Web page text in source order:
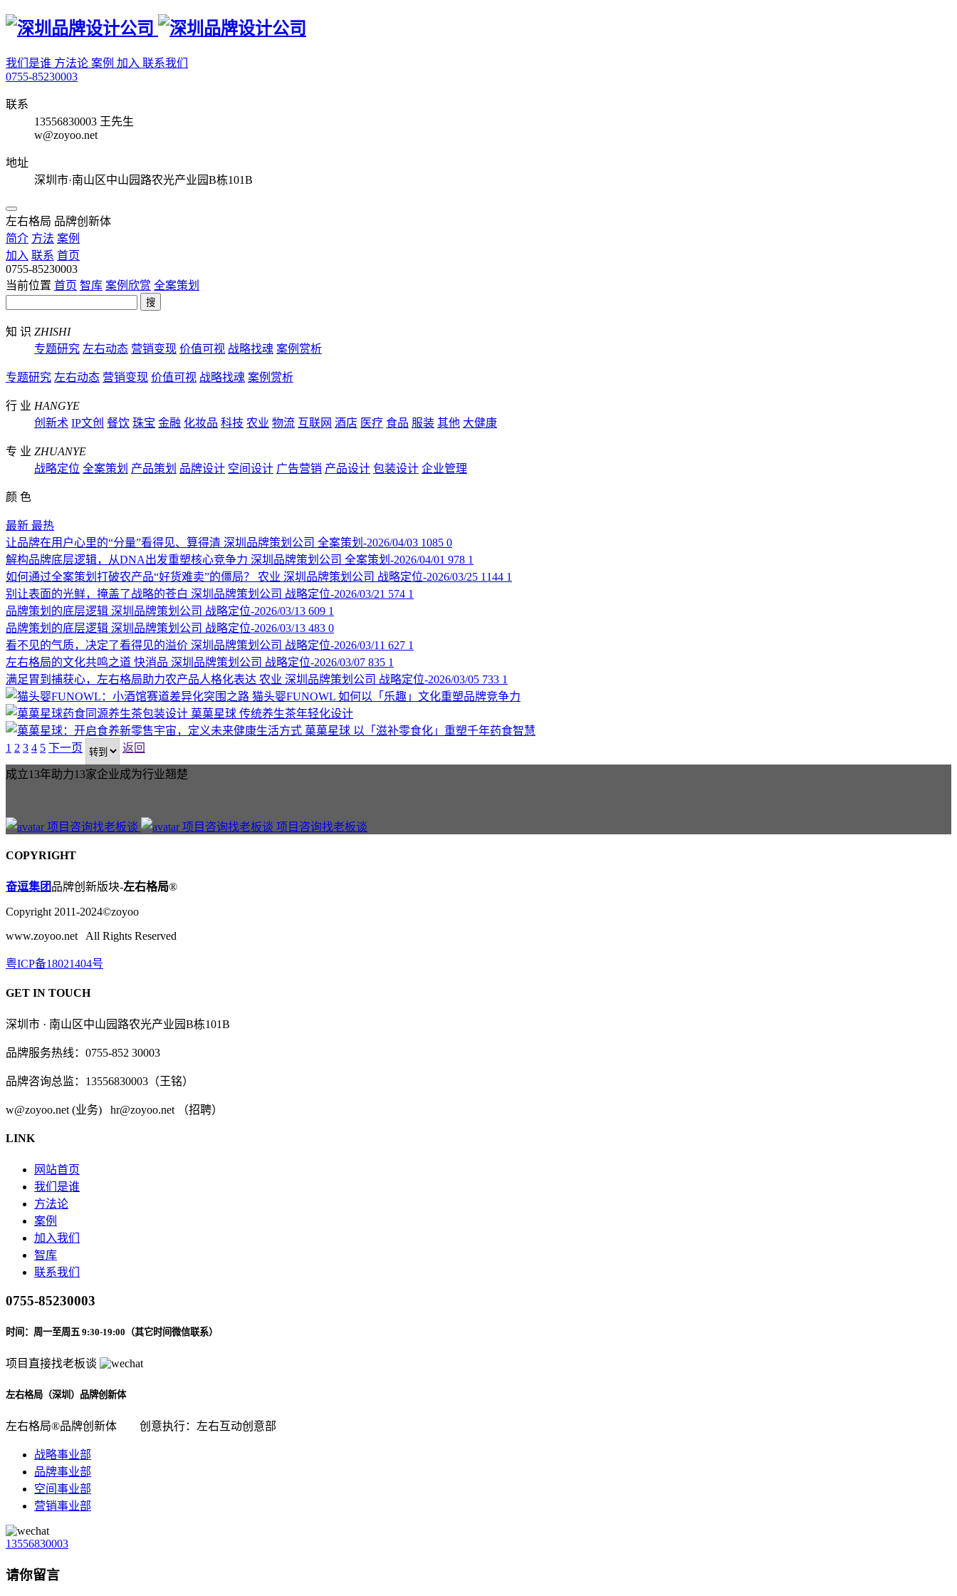
我们是谁 方法论 案例 加入 联系我们
0755-85230003
联系
13556830003 王先生
w@zoyoo.net
地址
深圳市·南山区中山园路农光产业园B栋101B
左右格局 品牌创新体
简介 方法 案例
加入 联系 首页
0755-85230003
当前位置 首页 智库 案例欣赏 全案策划
搜
知 识 ZHISHI
专题研究 左右动态 营销变现 价值可视 战略找魂 案例赏析
专题研究 左右动态 营销变现 价值可视 战略找魂 案例赏析
行 业 HANGYE
创新术 IP文创 餐饮 珠宝 金融 化妆品 科技 农业 物流 互联网 酒店 医疗 食品 服装 其他 大健康
专 业 ZHUANYE
战略定位 全案策划 产品策划 品牌设计 空间设计 广告营销 产品设计 包装设计 企业管理
颜 色
最新 最热
让品牌在用户心里的“分量”看得见、算得清 深圳品牌策划公司 全案策划-2026/04/03 1085 0
解构品牌底层逻辑，从DNA出发重塑核心竞争力 深圳品牌策划公司 全案策划-2026/04/01 978 1
如何通过全案策划打破农产品“好货难卖”的僵局？
农业 深圳品牌策划公司 战略定位-2026/03/25 1144 1
别让表面的光鲜，掩盖了战略的苍白 深圳品牌策划公司 战略定位-2026/03/21 574 1
品牌策划的底层逻辑 深圳品牌策划公司 战略定位-2026/03/13 609 1
品牌策划的底层逻辑 深圳品牌策划公司 战略定位-2026/03/13 483 0
看不见的气质，决定了看得见的溢价 深圳品牌策划公司 战略定位-2026/03/11 627 1
左右格局的文化共鸣之道 快消品 深圳品牌策划公司 战略定位-2026/03/07 835 1
满足胃到捕获心，左右格局助力农产品人格化表达 农业 深圳品牌策划公司 战略定位-2026/03/05 733 1
猫头婴FUNOWL 如何以「乐趣」文化重塑品牌竞争力
菓菓星球 传统养生茶年轻化设计
菓菓星球 以「滋补零食化」重塑千年药食智慧
1 2 3 4 5 下一页 返回
成立13年助力13家企业成为行业翘楚
项目咨询找老板谈
COPYRIGHT
奋逗集团品牌创新版块-左右格局®
Copyright 2011-2024©zoyoo
www.zoyoo.net All Rights Reserved
粤ICP备18021404号
GET IN TOUCH
深圳市 · 南山区中山园路农光产业园B栋101B
品牌服务热线：0755-852 30003
品牌咨询总监：13556830003（王铭）
w@zoyoo.net (业务) hr@zoyoo.net （招聘）
LINK
网站首页
我们是谁
方法论
案例
加入我们
智库
联系我们
0755-85230003
时间：周一至周五 9:30-19:00（其它时间微信联系）
项目直接找老板谈
左右格局（深圳）品牌创新体
左右格局®品牌创新体 创意执行：左右互动创意部
战略事业部
品牌事业部
空间事业部
营销事业部
13556830003
请你留言